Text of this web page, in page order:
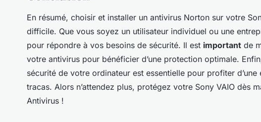
En résumé, choisir et installer un antivirus Norton sur votre
difficile. Que vous soyez un utilisateur individuel ou une
pour répondre à vos besoins de sécurité. Il est important de
votre antivirus pour bénéficier d’une protection optimale.
sécurité de votre ordinateur est essentielle pour profiter d’une
tracas. Alors n’attendez plus, protégez votre Sony VAIO dès
Antivirus !